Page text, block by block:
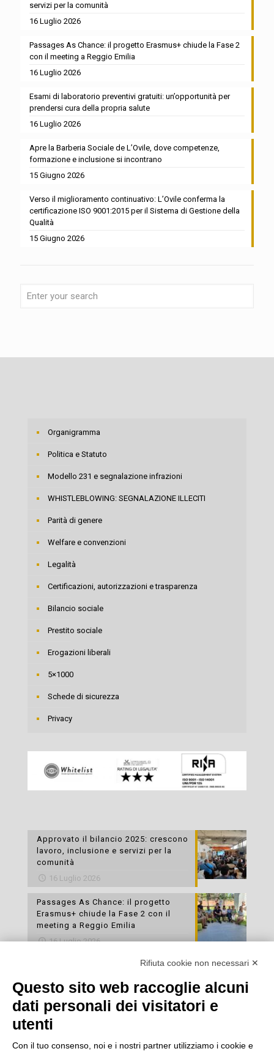
servizi per la comunità
16 Luglio 2026
Passages As Chance: il progetto Erasmus+ chiude la Fase 2
con il meeting a Reggio Emilia
16 Luglio 2026
Esami di laboratorio preventivi gratuiti: un’opportunità per
prendersi cura della propria salute
16 Luglio 2026
Apre la Barberia Sociale de L’Ovile, dove competenze,
formazione e inclusione si incontrano
15 Giugno 2026
Verso il miglioramento continuativo: L’Ovile conferma la
certificazione ISO 9001:2015 per il Sistema di Gestione della
Qualità
15 Giugno 2026
Organigramma
Politica e Statuto
Modello 231 e segnalazione infrazioni
WHISTLEBLOWING: SEGNALAZIONE ILLECITI
Parità di genere
Welfare e convenzioni
Legalità
Certificazioni, autorizzazioni e trasparenza
Bilancio sociale
Prestito sociale
Erogazioni liberali
5×1000
Schede di sicurezza
Privacy
Approvato il bilancio 2025: crescono
lavoro, inclusione e servizi per la
comunità
16 Luglio 2026
Passages As Chance: il progetto
Erasmus+ chiude la Fase 2 con il
meeting a Reggio Emilia
16 Luglio 2026
Esami di laboratorio preventivi
cura della propria salute
16 Luglio 2026
Rifiuta cookie non necessari ✕
Questo sito web raccoglie alcuni
dati personali dei visitatori e
utenti
Con il tuo consenso, noi e i nostri partner utilizziamo i cookie e